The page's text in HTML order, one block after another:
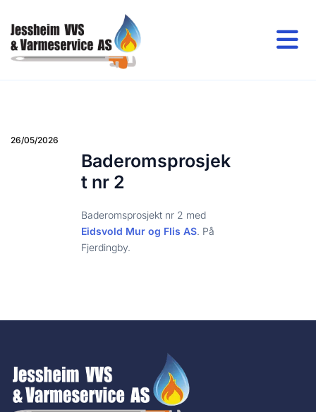
26/05/2026
Baderomsprosjek
t nr 2
Baderomsprosjekt nr 2 med
Eidsvold Mur og Flis AS. På
Fjerdingby.